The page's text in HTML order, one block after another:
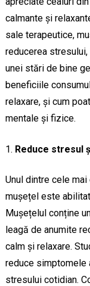
calmante și
sale terapeutice,
reducerea
unei stări de bine
beneficiile
relaxare, și cum
mentale și fizice.
Reduce stresul
Unul dintre cele
mușețel este
Mușețelul conține
leagă de anumite
calm și relaxare.
reduce simptomele
stresului cotidian.